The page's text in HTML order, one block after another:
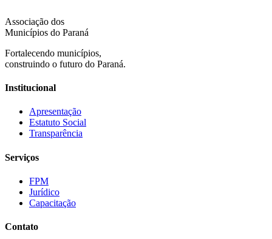
Associação dos
Municípios do Paraná
Fortalecendo municípios,
construindo o futuro do Paraná.
Institucional
Apresentação
Estatuto Social
Transparência
Serviços
FPM
Jurídico
Capacitação
Contato